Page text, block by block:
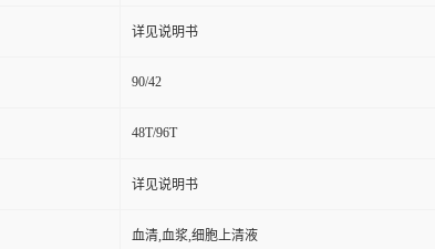
详见说明书
90/42
48T/96T
详见说明书
血清,血浆,细胞上清液